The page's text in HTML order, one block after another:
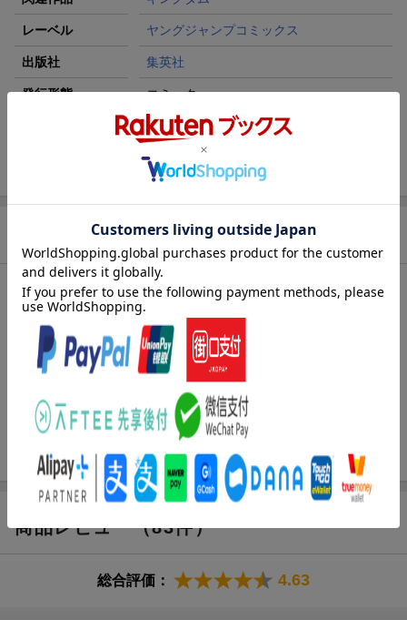
レーベル ヤングジャンプコミックス
出版社 集英社
発行形態 コミック
226p
9784088933818
商品説明
内容紹介（JPROより）
立ちはだかる青歌の魂！
紀元前232年 番吾の戦い
総大将・王翦のもと挑む第二次趙北部攻略戦。25万もの軍勢を揃
えた秦軍だったが、開戦早々、主力の飛信隊を戦場深くに“離脱”さ
せられてしまう。
その隙に、王翦本軍に襲いかかる趙・青歌軍。高い士気と武力を
商品レビュー（83件）
総合評価： 4.63